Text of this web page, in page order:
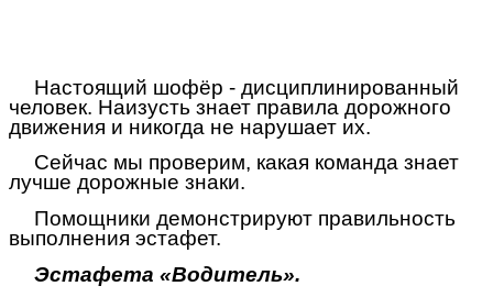
Настоящий шофёр - дисциплинированный
человек. Наизусть знает правила дорожного
движения и никогда не нарушает их.
Сейчас мы проверим, какая команда знает
лучше дорожные знаки.
Помощники демонстрируют правильность
выполнения эстафет.
Эстафета «Водитель».